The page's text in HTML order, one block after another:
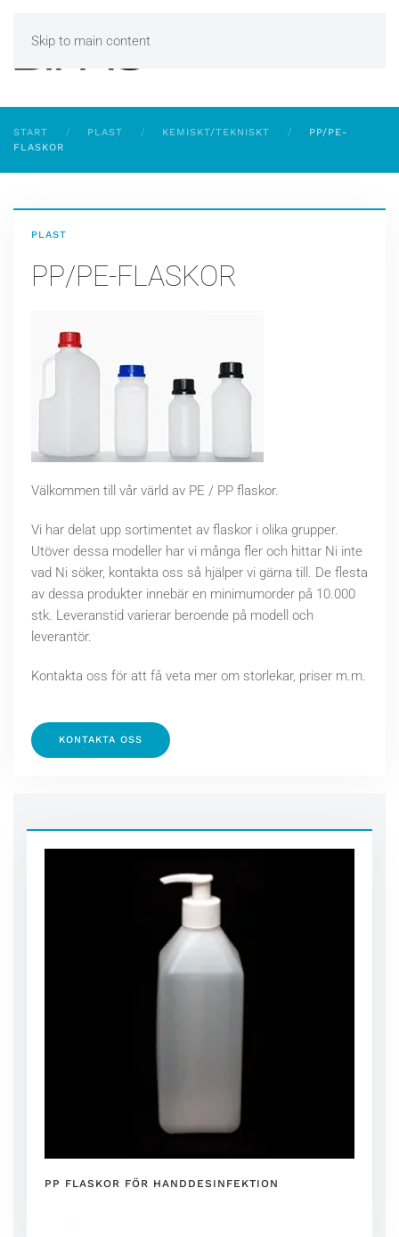
Skip to main content
START PLAST KEMISKT/TEKNISKT
PP/PE-
FLASKOR
PLAST
PP/PE-FLASKOR
Välkommen till vår värld av PE / PP flaskor.
Vi har delat upp sortimentet av flaskor i olika grupper.
Utöver dessa modeller har vi många fler och hittar Ni inte
vad Ni söker, kontakta oss så hjälper vi gärna till. De flesta
av dessa produkter innebär en minimumorder på 10.000
stk. Leveranstid varierar beroende på modell och
leverantör.
Kontakta oss för att få veta mer om storlekar, priser m.m.
KONTAKTA OSS
PP FLASKOR FÖR HANDDESINFEKTION